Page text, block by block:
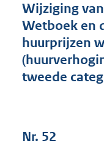
Wijziging
Wetboek en
huurprijzen
tweede
Nr. 52